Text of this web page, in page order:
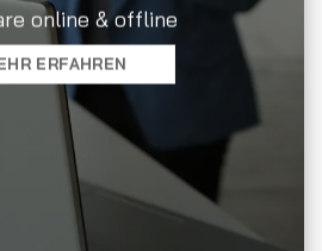
online & offline
ERFAHREN